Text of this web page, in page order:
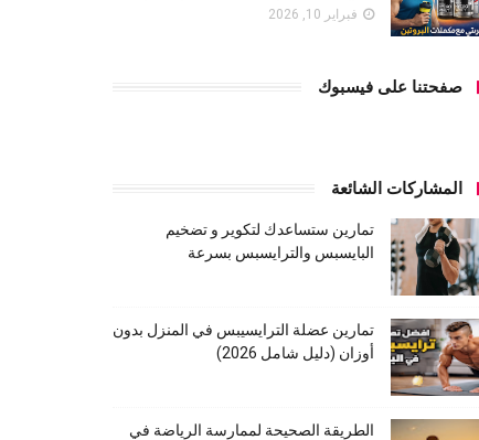
فبراير 10, 2026
صفحتنا على فيسبوك
المشاركات الشائعة
تمارين ستساعدك لتكوير و تضخيم
البايسبس والترايسبس بسرعة
تمارين عضلة الترايسيبس في المنزل بدون
أوزان (دليل شامل 2026)
الطريقة الصحيحة لممارسة الرياضة في